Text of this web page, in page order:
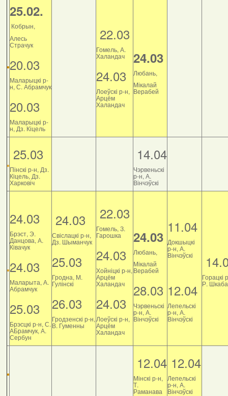
25.02.
Кобрын,
Алесь
Страчук
20.03
Маларыцкі р-
н, С. Абрамчук
20.03
Маларыцкі р-
н, Дз. Кіцель
22.03
Гомель, А.
Халандач
24.03
Лоеўскі р-н,
Арцём
Халандач
24.03
Любань,
Мікалай
Верабей
25.03
Пінскі р-н, Дз.
Кіцель, Дз.
Харковіч
14.04
Чэрвеньскі
р-н, А.
Вінчэўскі
24.03
Брэст, Э.
Данцова, А.
Ківачук
24.03
Маларыта, А.
Абрамчук
25.03
Брэсцкі р-н, С.
АБрамчук, А.
Сербун
24.03
Свіслацкі р-н,
Дз. Шыманчук
25.03
Гродна, М.
Гулінскі
26.03
Гродзенскі р-н,
В. Гуменны
22.03
Гомель, З.
Гарошка
24.03
Хойніцкі р-н,
Арцём
Халандач
24.03
Лоеўскі р-н,
Арцём
Халандач
24.03
Любань,
Мікалай
Верабей
28.03
Чэрвеньскі
р-н, А.
Вінчэўскі
11.04
Докшыцкі
р-н, А.
Вінчэўскі
12.04
Лепельскі
р-н, А.
Вінчэўскі
Горацкі
Р.
12.04
Мінскі р-н,
Т.
Раманава
12.04
Лепельскі
р-н, А.
Вінчэўскі